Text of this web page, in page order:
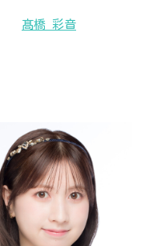
髙橋 彩音